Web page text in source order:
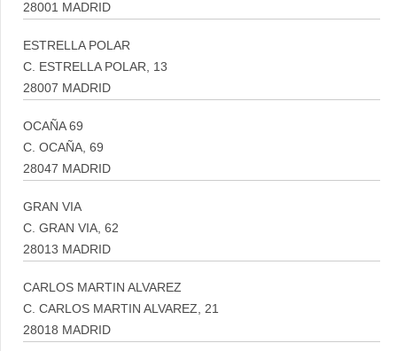
28001 MADRID
ESTRELLA POLAR
C. ESTRELLA POLAR, 13
28007 MADRID
OCAÑA 69
C. OCAÑA, 69
28047 MADRID
GRAN VIA
C. GRAN VIA, 62
28013 MADRID
CARLOS MARTIN ALVAREZ
C. CARLOS MARTIN ALVAREZ, 21
28018 MADRID